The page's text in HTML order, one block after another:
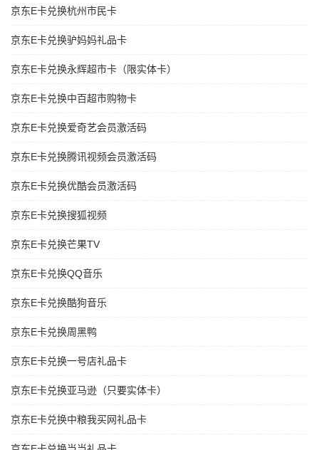
京东E卡兑换杭州市民卡
京东E卡兑换驴妈妈礼品卡
京东E卡兑换永辉超市卡（限实体卡）
京东E卡兑换中百超市购物卡
京东E卡兑换爱奇艺会员激活码
京东E卡兑换腾讯视频会员激活码
京东E卡兑换优酷会员激活码
京东E卡兑换搜狐视频
京东E卡兑换芒果TV
京东E卡兑换QQ音乐
京东E卡兑换酷狗音乐
京东E卡兑换周黑鸭
京东E卡兑换一号店礼品卡
京东E卡兑换亚马逊（只要实体卡）
京东E卡兑换中粮我买网礼品卡